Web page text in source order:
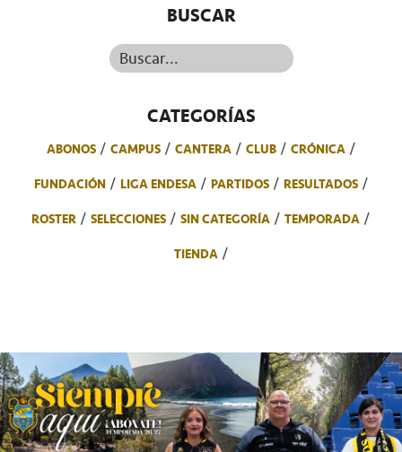
BUSCAR
Buscar...
CATEGORÍAS
ABONOS CAMPUS CANTERA CLUB
CRÓNICA
FUNDACIÓN
LIGA ENDESA PARTIDOS
RESULTADOS
ROSTER
SELECCIONES SIN CATEGORÍA
TEMPORADA
TIENDA